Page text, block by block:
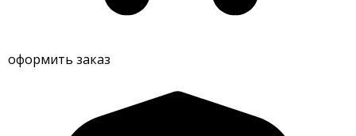
оформить заказ